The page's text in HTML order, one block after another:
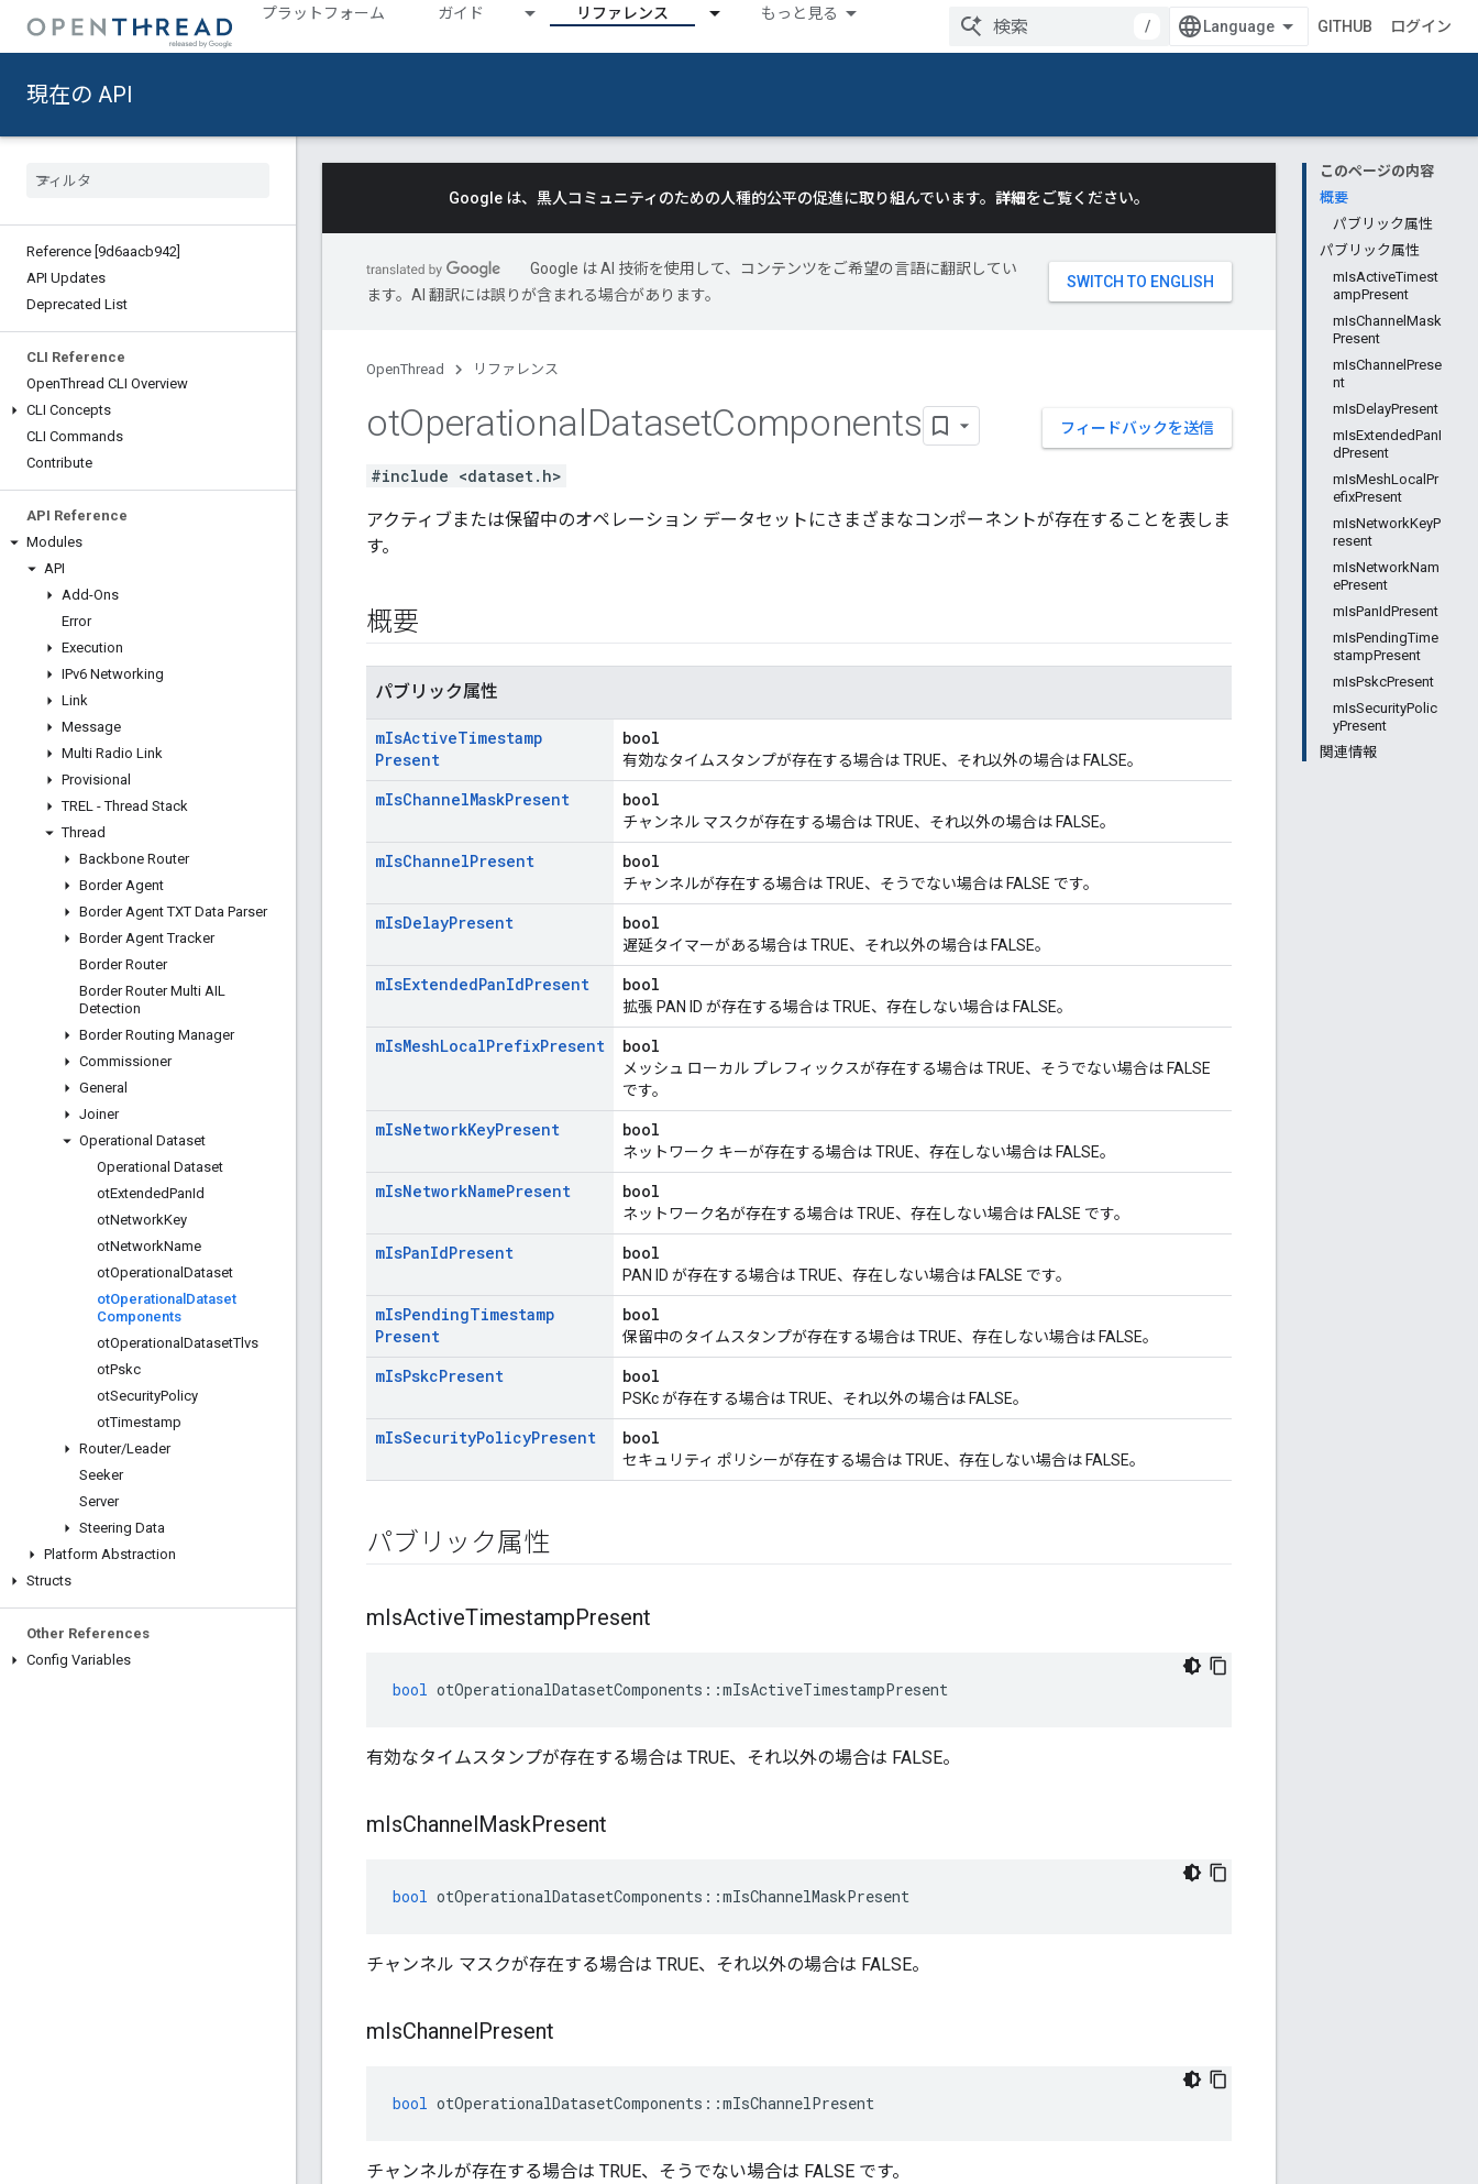
プラットフォーム ガイド リファレンス もっと見る
/ GITHUB ログイン
現在の API
Reference [9d6aacb942]
API Updates
Deprecated List
CLI Reference
OpenThread CLI Overview
CLI Concepts
CLI Commands
Contribute
API Reference
Modules
API
Add-Ons
Error
Execution
IPv6 Networking
Link
Message
Multi Radio Link
Provisional
TREL - Thread Stack
Thread
Backbone Router
Border Agent
Border Agent TXT Data Parser
Border Agent Tracker
Border Router
Border Router Multi AIL
Detection
Border Routing Manager
Commissioner
General
Joiner
Operational Dataset
Operational Dataset
otExtendedPanId
otNetworkKey
otNetworkName
otOperational Dataset
otOperational Dataset
Components
otOperational DatasetTlvs
otPskc
otSecurityPolicy
otTimestamp
Router/Leader
Seeker
Server
Steering Data
Platform Abstraction
Structs
Other References
Config Variables
このページの内容
概要
パブリック属性
パブリック属性
mIsActiveTimest
ampPresent
mIsChannelMask
Present
mIsChannelPrese
nt
mIsDelayPresent
mIsExtendedPanI
dPresent
mIsMeshLocalPr
efixPresent
mIsNetworkKeyP
resent
mIsNetworkNam
ePresent
mIsPanIdPresent
mIsPendingTime
stampPresent
mIsPskcPresent
mIsSecurityPolic
yPresent
関連情報
Google は、黒人コミュニティのための人種的公平の促進に取り組んでいます。 詳細をご覧ください。
Google は AI 技術を使用して、コンテンツをご希望の言語に翻訳してい
ます。AI 翻訳には誤りが含まれる場合があります。
OpenThread リファレンス
フィードバックを送信
otOperationalDatasetComponents
#include <dataset.h>
アクティブまたは保留中のオペレーション データセットにさまざまなコンポーネントが存在することを表しま
す。
概要
パブリック属性
mIsActiveTimestamp
Present
bool
有効なタイムスタンプが存在する場合は TRUE、それ以外の場合は FALSE。
mIsChannelMaskPresent bool
チャンネル マスクが存在する場合は TRUE、それ以外の場合は FALSE。
mIsChannelPresent bool
チャンネルが存在する場合は TRUE、そうでない場合は FALSE です。
mIsDelayPresent bool
遅延タイマーがある場合は TRUE、それ以外の場合は FALSE。
mIsExtendedPanIdPresent bool
拡張 PAN ID が存在する場合は TRUE、存在しない場合は FALSE。
mIsMeshLocalPrefixPresent bool
メッシュ ローカル プレフィックスが存在する場合は TRUE、そうでない場合は FALSE
です。
mIsNetworkKeyPresent bool
ネットワーク キーが存在する場合は TRUE、存在しない場合は FALSE。
mIsNetworkNamePresent bool
ネットワーク名が存在する場合は TRUE、存在しない場合は FALSE です。
mIsPanIdPresent bool
PAN ID が存在する場合は TRUE、存在しない場合は FALSE です。
mIsPendingTimestamp
Present
bool
保留中のタイムスタンプが存在する場合は TRUE、存在しない場合は FALSE。
mIsPskcPresent bool
PSKc が存在する場合は TRUE、それ以外の場合は FALSE。
mIsSecurityPolicyPresent bool
セキュリティ ポリシーが存在する場合は TRUE、存在しない場合は FALSE。
パブリック属性
mIsActiveTimestampPresent
bool otOperationalDatasetComponents ::mIsActiveTimestampPresent
有効なタイムスタンプが存在する場合は TRUE、それ以外の場合は FALSE。
mIsChannelMaskPresent
bool otOperationalDatasetComponents ::mIsChannelMaskPresent
チャンネル マスクが存在する場合は TRUE、それ以外の場合は FALSE。
mIsChannelPresent
bool otOperationalDatasetComponents ::mIsChannelPresent
チャンネルが存在する場合は TRUE、そうでない場合は FALSE です。